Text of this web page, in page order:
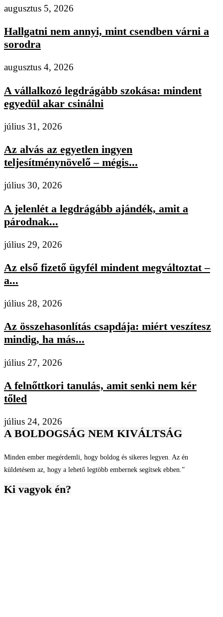
augusztus 5, 2026
Hallgatni nem annyi, mint csendben várni a
sorodra
augusztus 4, 2026
A vállalkozó legdrágább szokása: mindent
egyedül akar csinálni
július 31, 2026
Az alvás az egyetlen ingyen
teljesítménynövelő – mégis...
július 30, 2026
A jelenlét a legdrágább ajándék, amit a
párodnak...
július 29, 2026
Az első fizető ügyfél mindent megváltoztat –
a...
július 28, 2026
Az összehasonlítás csapdája: miért veszítesz
mindig, ha más...
július 27, 2026
A felnőttkori tanulás, amit senki nem kér
tőled
július 24, 2026
A BOLDOGSÁG NEM KIVÁLTSÁG
Minden ember megérdemli, hogy boldog és sikeres legyen. Az én
küldetésem az, hogy a lehető legtöbb embernek segítsek ebben.”
Ki vagyok én?